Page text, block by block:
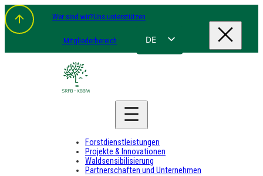
Zum
Inhalt
springen
Wer sind wir?Uns unterstützen
Mitgliederbereich DE
Forstdienstleistungen
Projekte & Innovationen
Waldsensibilisierung
Partnerschaften und Unternehmen